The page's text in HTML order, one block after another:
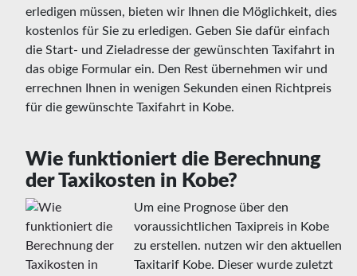
erledigen müssen, bieten wir Ihnen die Möglichkeit, dies
kostenlos für Sie zu erledigen. Geben Sie dafür einfach
die Start- und Zieladresse der gewünschten Taxifahrt in
das obige Formular ein. Den Rest übernehmen wir und
errechnen Ihnen in wenigen Sekunden einen Richtpreis
für die gewünschte Taxifahrt in Kobe.
Wie funktioniert die Berechnung
der Taxikosten in Kobe?
Um eine Prognose über den
voraussichtlichen Taxipreis in Kobe
zu erstellen. nutzen wir den aktuellen
Taxitarif Kobe. Dieser wurde zuletzt